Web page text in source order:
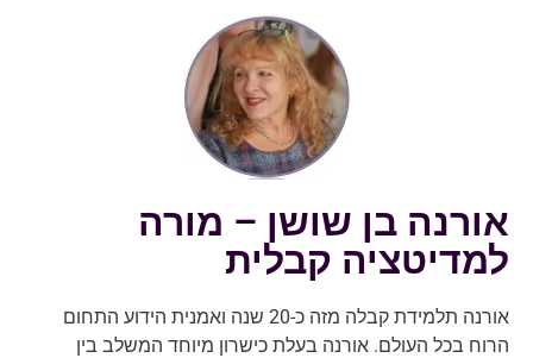
אורנה בן שושן – מורה
למדיטציה קבלית
אורנה תלמידת קבלה מזה כ-20 שנה ואמנית הידוע התחום
הרוח בכל העולם. אורנה בעלת כישרון מיוחד המשלב בין